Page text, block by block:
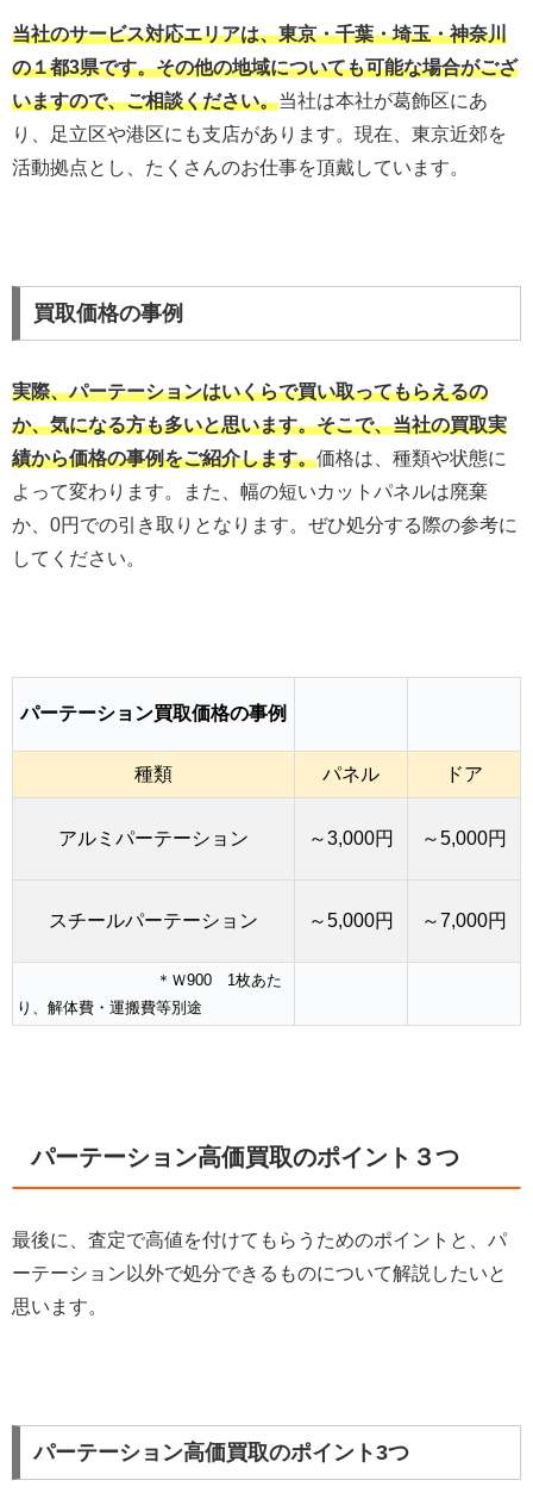
当社のサービス対応エリアは、東京・千葉・埼玉・神奈川
の１都3県です。その他の地域についても可能な場合がござ
いますので、ご相談ください。当社は本社が葛飾区にあ
り、足立区や港区にも支店があります。現在、東京近郊を
活動拠点とし、たくさんのお仕事を頂戴しています。
買取価格の事例
実際、パーテーションはいくらで買い取ってもらえるの
か、気になる方も多いと思います。そこで、当社の買取実
績から価格の事例をご紹介します。価格は、種類や状態に
よって変わります。また、幅の短いカットパネルは廃棄
か、0円での引き取りとなります。ぜひ処分する際の参考に
してください。
パーテーション買取価格の事例
種類 パネル ドア
アルミパーテーション ～3,000円 ～5,000円
スチールパーテーション ～5,000円 ～7,000円
＊Ｗ900 1枚あた
り、解体費・運搬費等別途
パーテーション高価買取のポイント３つ
最後に、査定で高値を付けてもらうためのポイントと、パ
ーテーション以外で処分できるものについて解説したいと
思います。
パーテーション高価買取のポイント3つ